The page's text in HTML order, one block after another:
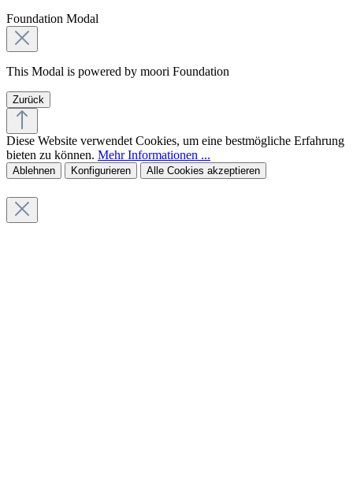
Foundation Modal
This Modal is powered by moori Foundation
Zurück
Diese Website verwendet Cookies, um eine bestmögliche Erfahrung
bieten zu können. Mehr Informationen ...
Ablehnen Konfigurieren Alle Cookies akzeptieren